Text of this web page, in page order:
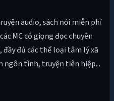
audio, sách nói miễn phí
MC có giọng đọc chuyên
đủ các thể loại tâm lý xã
ngôn tình, truyện tiên hiệp...